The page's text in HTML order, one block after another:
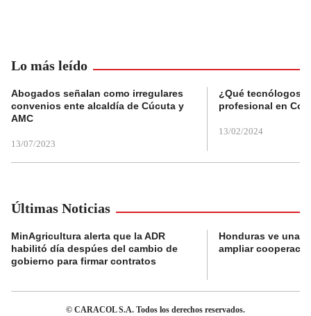
Lo más leído
Abogados señalan como irregulares
convenios ente alcaldía de Cúcuta y
AMC
13/07/2023
¿Qué tecnólogos
profesional en
13/02/2024
Últimas Noticias
MinAgricultura alerta que la ADR
habilitó día despúes del cambio de
gobierno para firmar contratos
Honduras ve una
ampliar
© CARACOL S.A. Todos los derechos reservados.